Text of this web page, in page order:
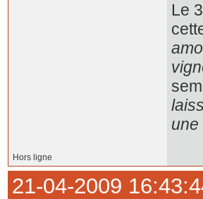
Le
une
Hors ligne
21-04-2009